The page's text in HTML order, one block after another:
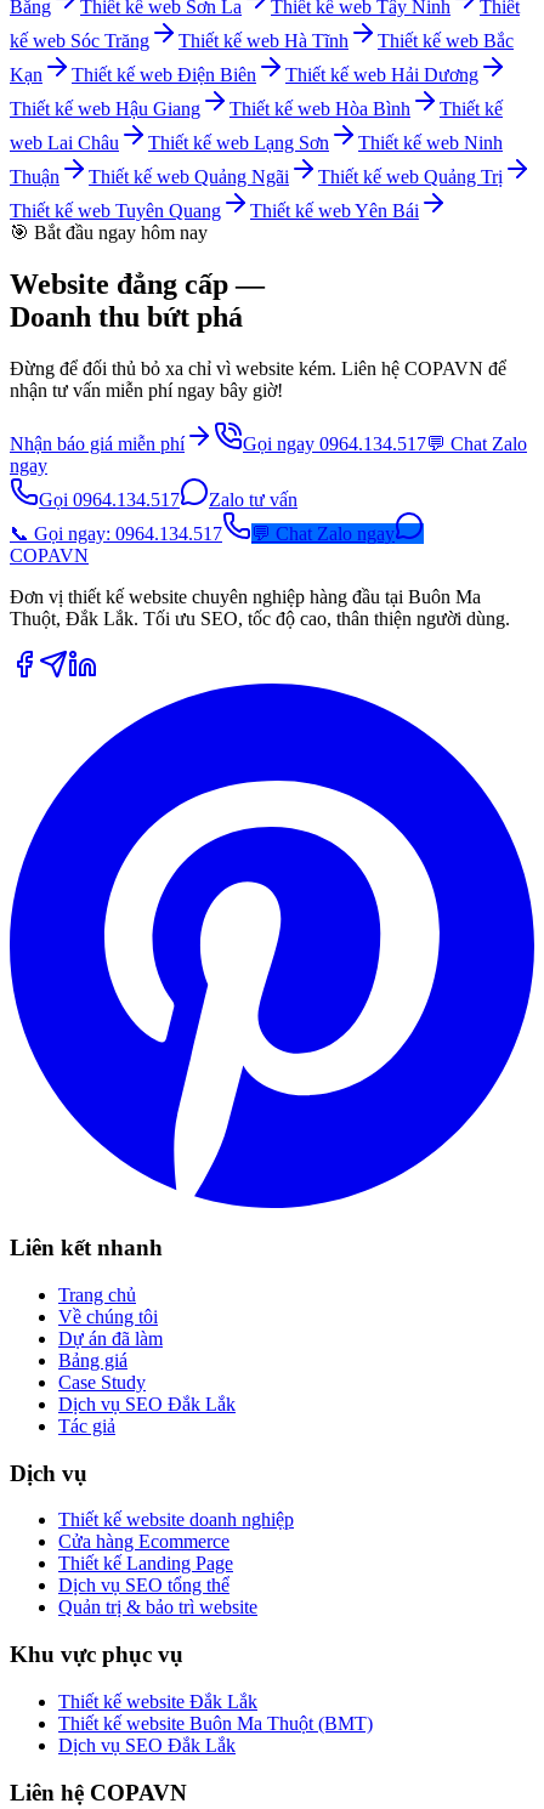
Bằng
Thiết kế web Sơn La Thiết kế web Tây Ninh
Thiết
kế web Sóc Trăng Thiết kế web Hà Tĩnh Thiết kế web Bắc
Kạn
Thiết kế web Điện Biên Thiết kế web Hải Dương
Thiết kế web Hậu Giang Thiết kế web Hòa Bình
Thiết kế
web Lai Châu Thiết kế web Lạng Sơn Thiết kế web Ninh
Thuận
Thiết kế web Quảng Ngãi Thiết kế web Quảng Trị
Thiết kế web Tuyên Quang Thiết kế webYên Bái
🎯 Bắt đầu ngay hôm nay
Website đẳng cấp —
Doanh thu bứt phá
Đừng để đối thủ bỏ xa chỉ vì website kém. Liên hệ COPAVN để
nhận tư vấn miễn phí ngay bây giờ!
Nhận báo giá miễn phí Gọi ngay 0964.134.517💬 Chat Zalo
ngay
Gọi 0964.134.517
Zalo tư vấn
📞 Gọi ngay: 0964.134.517
💬 Chat Zalo ngay
COPAVN
Đơn vị thiết kế website chuyên nghiệp hàng đầu tại Buôn Ma
Thuột, Đắk Lắk. Tối ưu SEO, tốc độ cao, thân thiện người dùng.
Liên kết nhanh
Trang chủ
Về chúng tôi
Dự án đã làm
Bảng giá
Case Study
Dịch vụ SEO Đắk Lắk
Tác giả
Dịch vụ
Thiết kế website doanh nghiệp
Cửa hàng Ecommerce
Thiết kế Landing Page
Dịch vụ SEO tổng thể
Quản trị & bảo trì website
Khu vực phục vụ
Thiết kế website Đắk Lắk
Thiết kế website Buôn Ma Thuột (BMT)
Dịch vụ SEO Đắk Lắk
Liên hệ COPAVN